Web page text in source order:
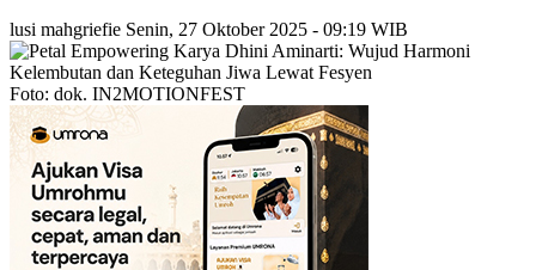
lusi mahgriefie Senin, 27 Oktober 2025 - 09:19 WIB
Foto: dok. IN2MOTIONFEST